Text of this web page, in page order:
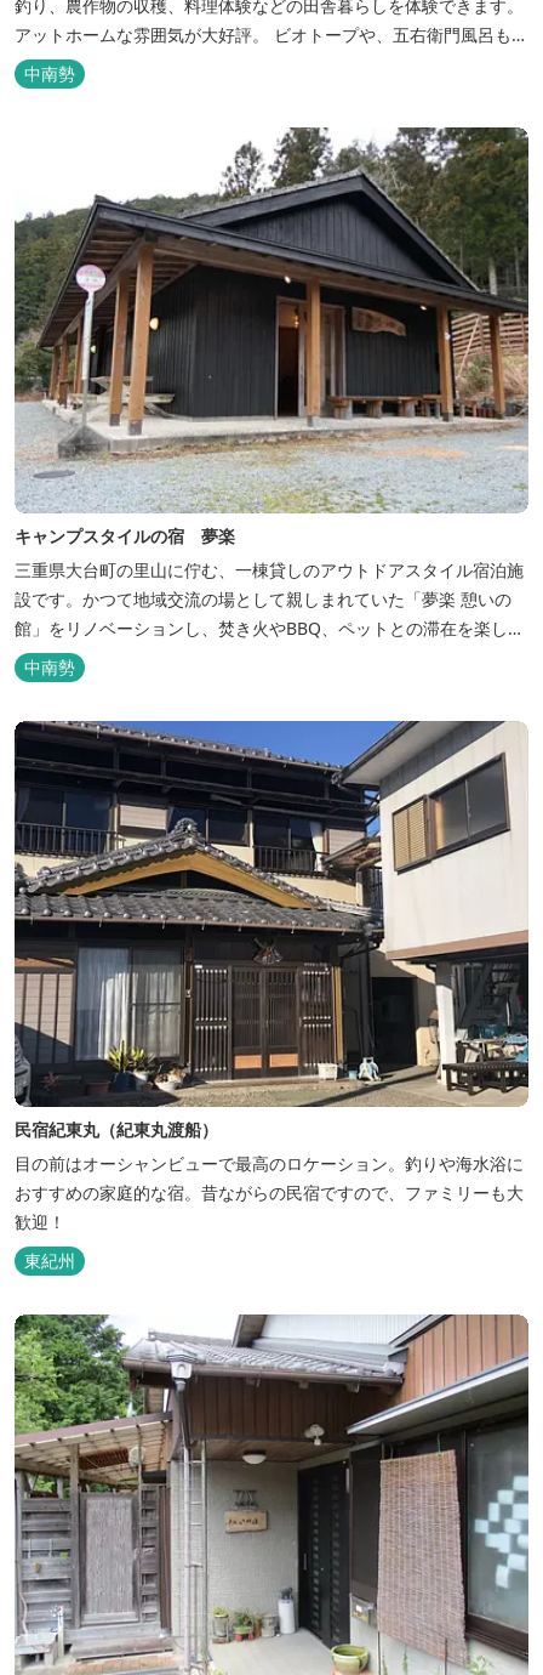
釣り、農作物の収穫、料理体験などの田舎暮らしを体験できます。
アットホームな雰囲気が大好評。 ビオトープや、五右衛門風呂も楽
しめます。6月はホタル観賞が人気。 夜になると周囲は真っ暗。都
会には無い闇の中を飛び交うヒメホタル・ヘイケボタルを観賞した
り、星空を眺めたり・・・ 初夏の早朝には「アカショウビン」の美
中南勢
キャンプスタイルの宿 夢楽
三重県大台町の里山に佇む、一棟貸しのアウトドアスタイル宿泊施
設です。かつて地域交流の場として親しまれていた「夢楽 憩いの
館」をリノベーションし、焚き火やBBQ、ペットとの滞在を楽しめ
る“キャンプ気分”の宿として生まれ変わりました。 【営業時間】 チ
ェックイン 15：00（早めのチェックインご希望は予約時に要相
談） チェックアウト 9：00 【定休日】 不定休 【料金...
中南勢
民宿紀東丸（紀東丸渡船）
目の前はオーシャンビューで最高のロケーション。釣りや海水浴に
おすすめの家庭的な宿。昔ながらの民宿ですので、ファミリーも大
歓迎！
東紀州